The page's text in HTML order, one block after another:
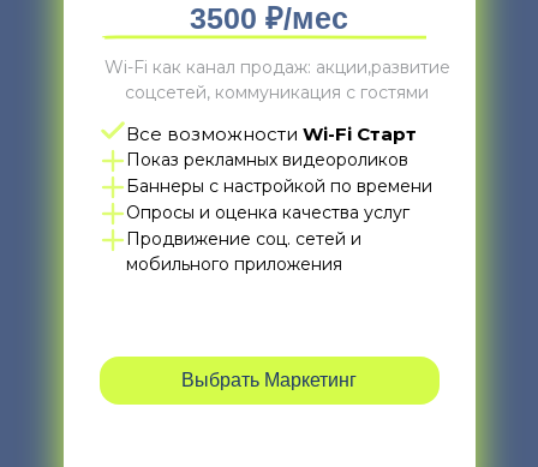
3500 ₽/мес
Wi-Fi как канал продаж: акции,развитие
соцсетей, коммуникация с гостями
Все возможности Wi-Fi Старт
Показ рекламных видеороликов
Баннеры с настройкой по времени
Опросы и оценка качества услуг
Продвижение соц. сетей и
мобильного приложения
Выбрать Маркетинг